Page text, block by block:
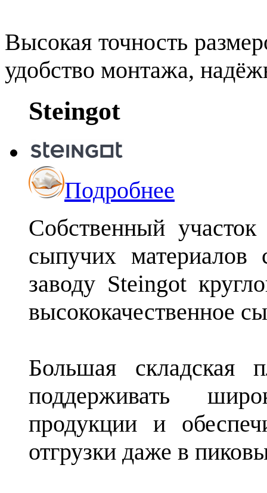
Высокая точность
удобство монтажа,
Steingot
Подробнее
Собственный
сыпучих материалов
заводу Steingot
высококачественное
Большая складская
поддерживать
продукции и
отгрузки даже в